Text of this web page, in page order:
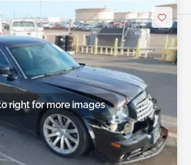
right for more images